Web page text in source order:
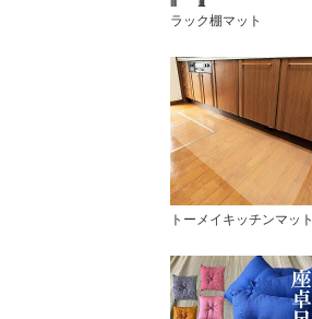
ラック棚マット
トーメイキッチンマット